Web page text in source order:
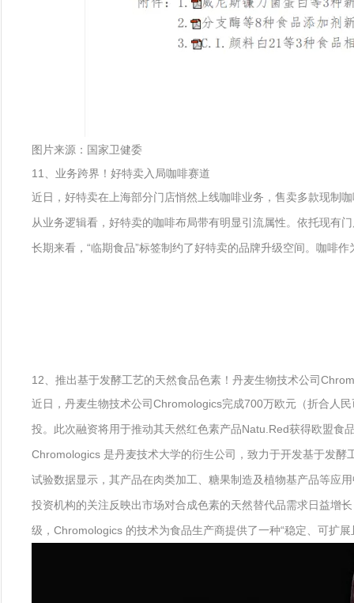
图片来源：国家卫健委
11、业务跨界！好特卖入局咖啡赛道
近日，好特卖在上海部分门店悄然上线咖啡业务，售卖多款现制
从业务逻辑看，好特卖的咖啡布局带有明显引流属性。依托现有
长期来看，“临期食品”标签制约了好特卖的品牌升级空间。咖啡
12、推出基于发酵工艺的天然食品色素！丹麦生物技术公司
近日，丹麦生物技术公司Chromologics完成700万欧元（折合人
投。此次融资将用于推动其天然红色素产品Natu.Red获得欧盟食
Chromologics 是丹麦技术大学的衍生公司，致力于开发基于发
试验数据显示，其产品在肉类加工、糖果制造及植物基产品等应
投资机构的关注反映出市场对合成色素的天然替代品需求日益增
级，Chromologics 的技术为食品生产商提供了一种“稳定、可扩